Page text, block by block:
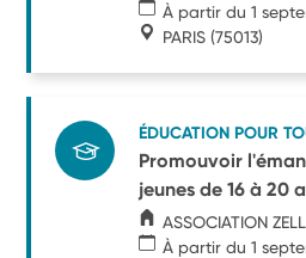
À partir du 1
PARIS (75013)
ÉDUCATION POUR
Promouvoir
jeunes de 16 à 20
ASSOCIATION
À partir du 1